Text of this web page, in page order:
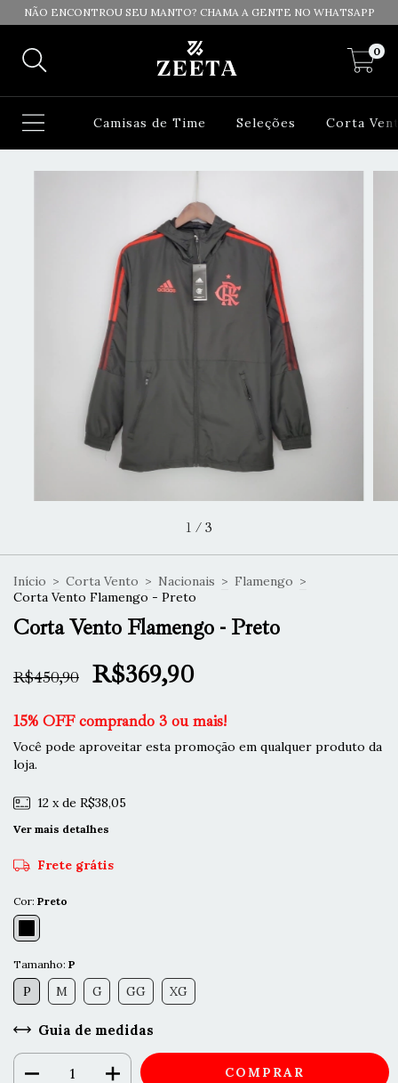
NÃO ENCONTROU SEU MANTO? CHAMA A GENTE NO WHATSAPP
0
Camisas de Time Seleções Corta
1 / 3
Início > Corta Vento > Nacionais > Flamengo >
Corta Vento Flamengo - Preto
Corta Vento Flamengo - Preto
R$450,90 R$369,90
15% OFF comprando 3 ou mais!
Você pode aproveitar esta promoção em qualquer produto da
loja.
12 x de R$38,05
Ver mais detalhes
Frete grátis
Cor: Preto
Tamanho: P
P M G GG XG
Guia de medidas